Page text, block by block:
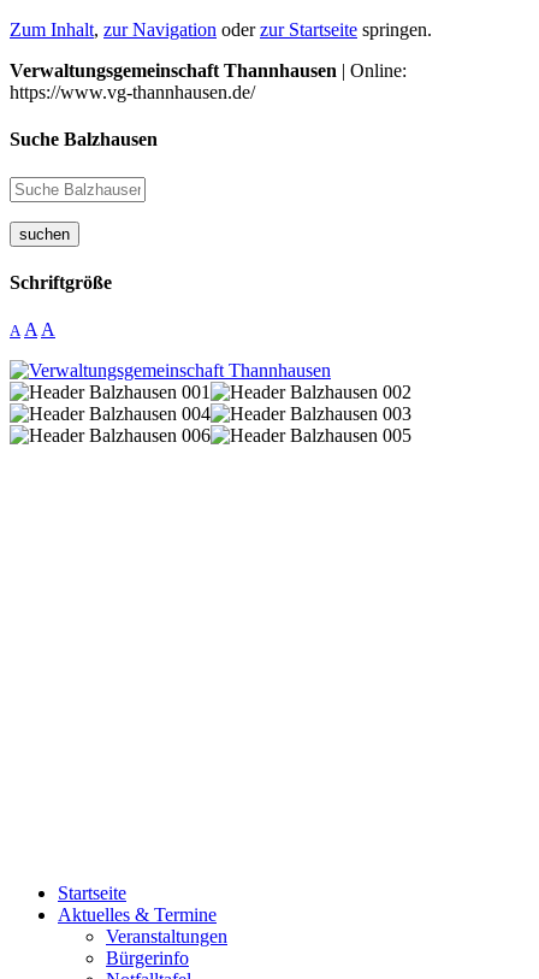
Zum Inhalt, zur Navigation oderzur Startseite springen.
Verwaltungsgemeinschaft Thannhausen | Online:
https://www.vg-thannhausen.de/
Suche Balzhausen
suchen
Schriftgröße
A A A
Startseite
Aktuelles & Termine
Veranstaltungen
Bürgerinfo